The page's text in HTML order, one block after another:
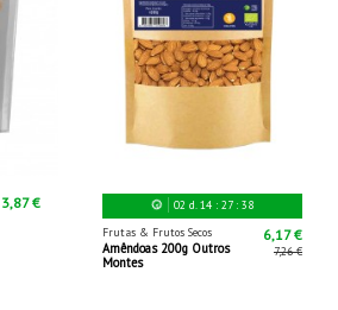
3,87 € 02 d. 14: 27: 36
Frutas & Frutos Secos
Amêndoas 200g Outros
Montes
6,17 €
7,26 €